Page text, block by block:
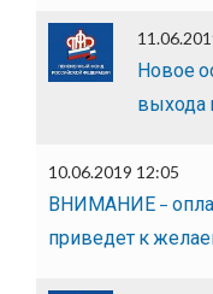
Новое
выхода
10.06.2019 12:05
ВНИМАНИЕ –
приведет к